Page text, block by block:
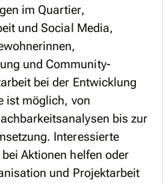
im Quartier,
und Social Media,
und Community-
bei der Entwicklung
ist möglich, von
bis zur
Interessierte
Aktionen helfen oder
und Projektarbeit